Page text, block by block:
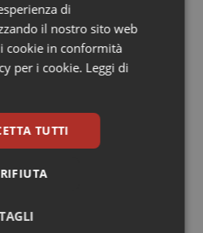
Rettocolite Ulcerosa
neurodegenerative
2026: nuovi
e autonomia
Medica 2026: guidare team
prestazioni
di
il nostro sito web
cookie in conformità
per i cookie. Leggi di
TUTTI
RIFIUTA